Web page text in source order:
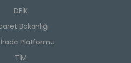
DEİK
Bakanlığı
İrade Platformu
TİM